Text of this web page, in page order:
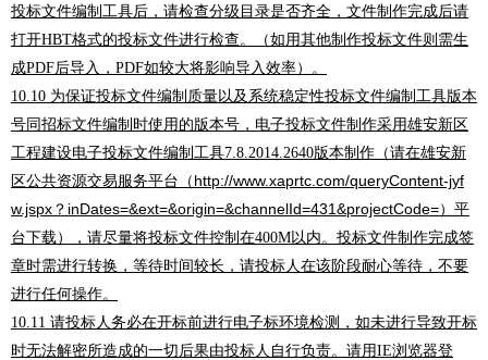
投标文件编制工具后，请检查分级目录是否齐全，文件制作完成后请
打开HBT格式的投标文件进行检查。（如用其他制作投标文件则需生
成PDF后导入， PDF如较大将影响导入效率）。
10.10 为保证投标文件编制质量以及系统稳定性投标文件编制工具版本
号同招标文件编制时使用的版本号，电子投标文件制作采用雄安新区
工程建设电子投标文件编制工具7.8.2014.2640版本制作（请在雄安新
区公共资源交易服务平台 （ http://www.xaprtc.com/queryContent-jyf
w.jspx ？ inDates=&ext=&origin=&channelId=431&projectCode=） 平
台下载），请尽量将投标文件控制在400M以内。投标文件制作完成签
章时需进行转换，等待时间较长，请投标人在该阶段耐心等待，不要
进行任何操作。
10.11 请投标人务必在开标前进行电子标环境检测，如未进行导致开标
时无法解密所造成的一切后果由投标人自行负责。请用IE浏览器登